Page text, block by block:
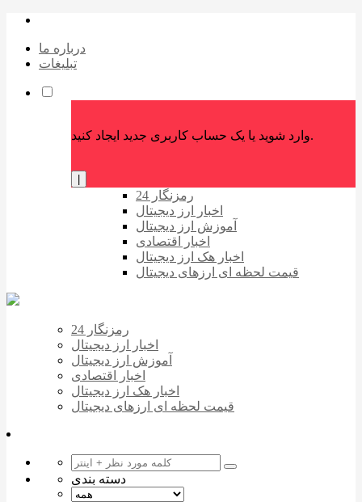
درباره ما
تبلیغات
وارد شوید یا یک حساب کاربری جدید ایجاد کنید.
رمزنگار 24
اخبار ارز دیجیتال
آموزش ارز دیجیتال
اخبار اقتصادی
اخبار هک ارز دیجیتال
قیمت لحظه ای ارزهای دیجیتال
رمزنگار 24
اخبار ارز دیجیتال
آموزش ارز دیجیتال
اخبار اقتصادی
اخبار هک ارز دیجیتال
قیمت لحظه ای ارزهای دیجیتال
دسته بندی